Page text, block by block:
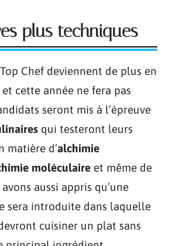
plus techniques
Chef deviennent de plus en
cette année ne fera pas
seront mis à l’épreuve
qui testeront leurs
matière d’alchimie
moléculaire et même de
aussi appris qu’une
sera introduite dans laquelle
cuisiner un plat sans